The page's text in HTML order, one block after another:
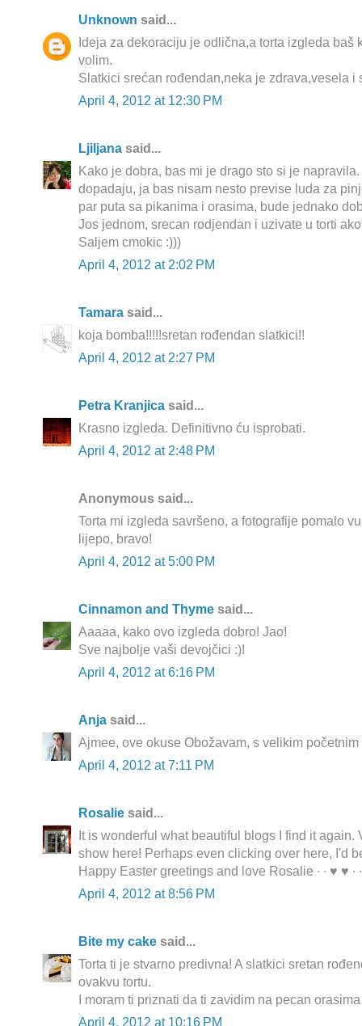
Unknown said...
Ideja za dekoraciju je odlična,a torta izgleda baš
volim.
Slatkici srećan rođendan,neka je zdrava,vesela i
April 4, 2012 at 12:30 PM
Ljiljana said...
Kako je dobra, bas mi je drago sto si je
dopadaju, ja bas nisam nesto previse luda za
par puta sa pikanima i orasima, bude jednako
Jos jednom, srecan rodjendan i uzivate u torti
Saljem cmokic :)))
April 4, 2012 at 2:02 PM
Tamara said...
koja bomba!!!!!sretan rođendan slatkici!!
April 4, 2012 at 2:27 PM
Petra Kranjica said...
Krasno izgleda. Definitivno ću isprobati.
April 4, 2012 at 2:48 PM
Anonymous said...
Torta mi izgleda savršeno, a fotografije pomalo
lijepo, bravo!
April 4, 2012 at 5:00 PM
Cinnamon and Thyme said...
Aaaaa, kako ovo izgleda dobro! Jao!
Sve najbolje vaši devojčici :)!
April 4, 2012 at 6:16 PM
Anja said...
Ajmee, ove okuse Obožavam, s velikim početnim
April 4, 2012 at 7:11 PM
Rosalie said...
It is wonderful what beautiful blogs I find it again.
show here! Perhaps even clicking over here, I'd
Happy Easter greetings and love Rosalie ∙ ∙ ♥ ♥ ∙ ∙
April 4, 2012 at 8:56 PM
Bite my cake said...
Torta ti je stvarno predivna! A slatkici sretan
ovakvu tortu.
I moram ti priznati da ti zavidim na pecan
April 4, 2012 at 10:16 PM